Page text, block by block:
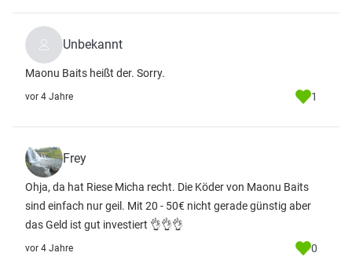
Unbekannt
Maonu Baits heißt der. Sorry.
vor 4 Jahre 1
Frey
Ohja, da hat Riese Micha recht. Die Köder von Maonu Baits
sind einfach nur geil. Mit 20 - 50€ nicht gerade günstig aber
das Geld ist gut investiert 👌👌👌
vor 4 Jahre 0